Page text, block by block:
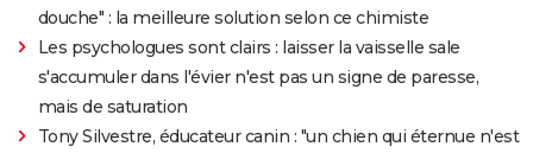
douche" : la meilleure solution selon ce chimiste
Les psychologues sont clairs : laisser la vaisselle sale
s'accumuler dans l'évier n'est pas un signe de paresse,
mais de saturation
Tony Silvestre, éducateur canin : "un chien qui éternue n'est